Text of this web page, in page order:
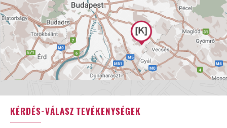
KÉRDÉS-VÁLASZ TEVÉKENYSÉGEK